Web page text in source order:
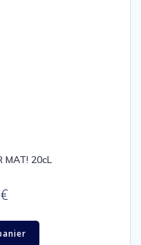
MAT! 20cL
€